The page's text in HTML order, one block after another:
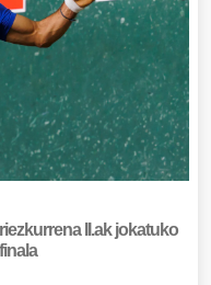
II.ak jokatuko